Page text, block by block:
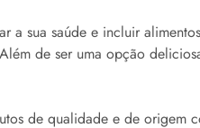
a sua saúde e incluir
de ser uma opção
de qualidade e de origem